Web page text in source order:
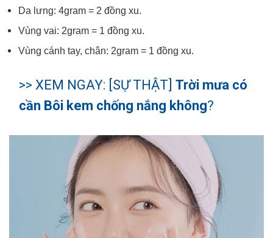
Da lưng: 4gram = 2 đồng xu.
Vùng vai: 2gram = 1 đồng xu.
Vùng cánh tay, chân: 2gram = 1 đồng xu.
>> XEM NGAY: [SỰ THẬT] Trời mưa có
cần Bôi kem chống nắng không?